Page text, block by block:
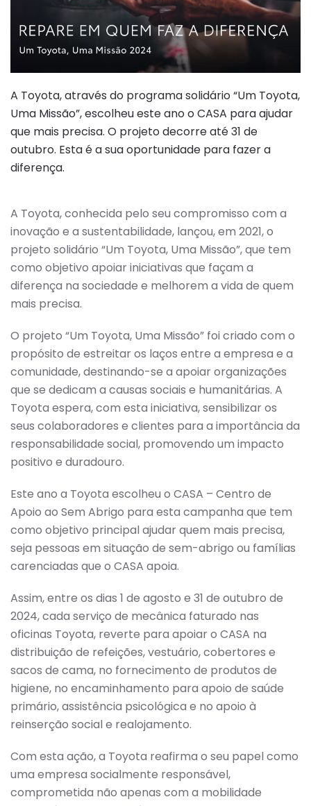
A Toyota, através do programa solidário “Um Toyota,
Uma Missão”, escolheu este ano o CASA para ajudar
que mais precisa. O projeto decorre até 31 de
outubro. Esta é a sua oportunidade para fazer a
diferença.
A Toyota, conhecida pelo seu compromisso com a
inovação e a sustentabilidade, lançou, em 2021, o
projeto solidário “Um Toyota, Uma Missão”, que tem
como objetivo apoiar iniciativas que façam a
diferença na sociedade e melhorem a vida de quem
mais precisa.
O projeto “Um Toyota, Uma Missão” foi criado com o
propósito de estreitar os laços entre a empresa e a
comunidade, destinando-se a apoiar organizações
que se dedicam a causas sociais e humanitárias. A
Toyota espera, com esta iniciativa, sensibilizar os
seus colaboradores e clientes para a importância da
responsabilidade social, promovendo um impacto
positivo e duradouro.
Este ano a Toyota escolheu o CASA – Centro de
Apoio ao Sem Abrigo para esta campanha que tem
como objetivo principal ajudar quem mais precisa,
seja pessoas em situação de sem-abrigo ou famílias
carenciadas que o CASA apoia.
Assim, entre os dias 1 de agosto e 31 de outubro de
2024, cada serviço de mecânica faturado nas
oficinas Toyota, reverte para apoiar o CASA na
distribuição de refeições, vestuário, cobertores e
sacos de cama, no fornecimento de produtos de
higiene, no encaminhamento para apoio de saúde
primário, assistência psicológica e no apoio à
reinserção social e realojamento.
Com esta ação, a Toyota reafirma o seu papel como
uma empresa socialmente responsável,
comprometida não apenas com a mobilidade